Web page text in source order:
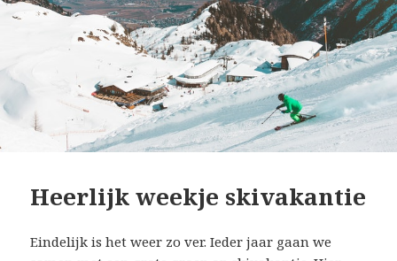
Heerlijk weekje skivakantie
Eindelijk is het weer zo ver. Ieder jaar gaan we